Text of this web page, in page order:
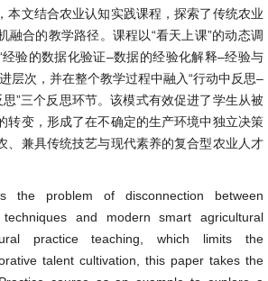
本文结合农业认知实践课程，探索了传统农业
融合的教学路径。课程以“看天上课”的动态调
经验的数据化验证–数据的经验化解释–经验与
层次，并在整个教学过程中融入“行动中反思–
”三个反思环节。该模式有效促进了学生从被
转变，形成了在不确定的生产环境中独立决策
、兼具传统技艺与现代素养的复合型农业人才
the problem of disconnection between
techniques and modern smart agricultural
practice teaching, which limits the
talent cultivation, this paper takes the